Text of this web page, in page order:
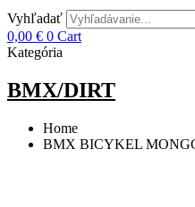
Vyhľadať
0,00 € 0 Cart
Kategória
BMX/DIRT
Home
BMX BICYKEL